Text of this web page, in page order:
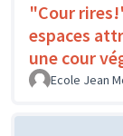
"Cour
espaces
une cour
Ecole Jean